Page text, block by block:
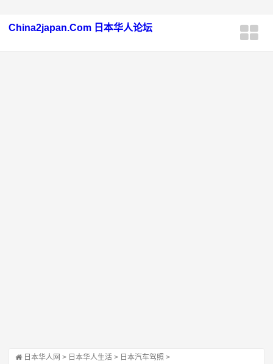
China2japan.Com 日本华人论坛
日本华人网 > 日本华人生活 > 日本汽车驾照 >